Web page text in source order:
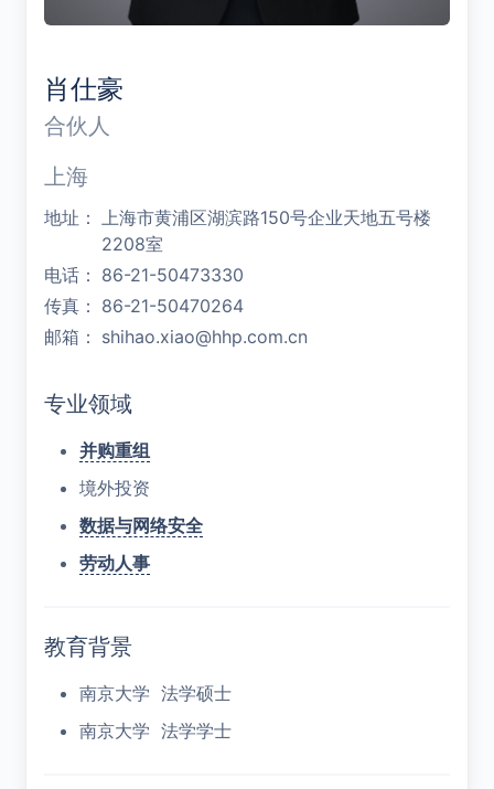
肖仕豪
合伙人
上海
地址：
上海市黄浦区湖滨路150号企业天地五号楼
2208室
电话： 86-21-50473330
传真： 86-21-50470264
邮箱： shihao.xiao@hhp.com.cn
专业领域
并购重组
境外投资
数据与网络安全
劳动人事
教育背景
南京大学 法学硕士
南京大学 法学学士